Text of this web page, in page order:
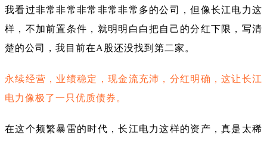
我看过非常非常非常非常非常多的公司，但像长江电力这
样，不加前置条件，就明明白白把自己的分红下限，写清
楚的公司，我目前在A股还没找到第二家。
永续经营，业绩稳定，现金流充沛，分红明确，这让长江
电力像极了一只优质债券。
在这个频繁暴雷的时代，长江电力这样的资产，真是太稀